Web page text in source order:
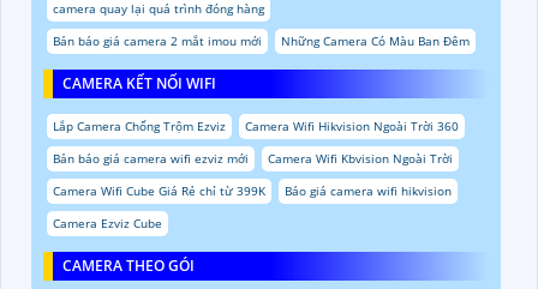
camera quay lại quá trình đóng hàng
Bản báo giá camera 2 mắt imou mới
Những Camera Có Màu Ban Đêm
CAMERA KẾT NỐI WIFI
Lắp Camera Chống Trộm Ezviz
Camera Wifi Hikvision Ngoài Trời 360
Bản báo giá camera wifi ezviz mới
Camera Wifi Kbvision Ngoài Trời
Camera Wifi Cube Giá Rẻ chỉ từ 399K
Báo giá camera wifi hikvision
Camera Ezviz Cube
CAMERA THEO GÓI